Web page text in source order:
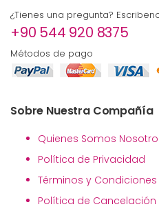
¿Tienes una pregunta?
+90 544 920 8375
Métodos de pago
Sobre Nuestra Compañía
Quienes Somos
Política de Privacidad
Términos y Condiciones
Política de Cancelación